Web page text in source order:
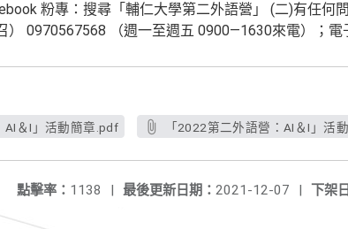
粉專：搜尋「輔仁大學第二外語營」 (二)有任何
） 0970567568 （週一至週五 0900—1630來電）；電
AI＆I」活動簡章.pdf 「2022第二外語營：AI＆I」活
下架
最後更新日期： 2021-12-07 |
點擊率： 1138 |